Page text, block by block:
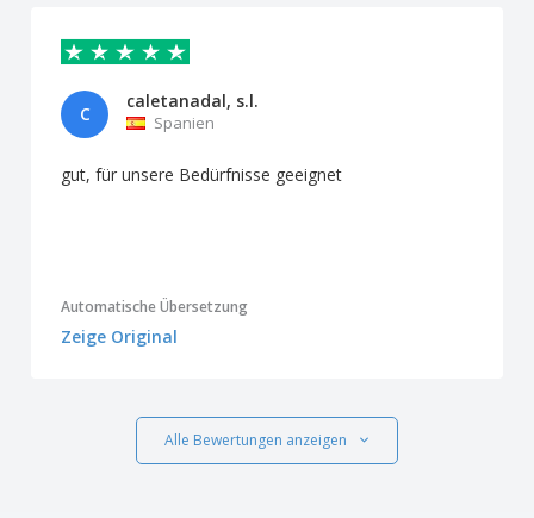
C
caletanadal, s.l.
Spanien
gut, für unsere Bedürfnisse geeignet
Automatische Übersetzung
Zeige Original
Alle Bewertungen anzeigen